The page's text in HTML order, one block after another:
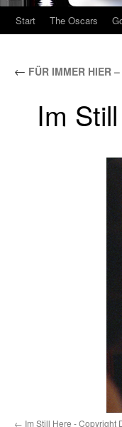
Start The Oscars
← FÜR IMMER HIER
Im
Im Still Here - Copyright